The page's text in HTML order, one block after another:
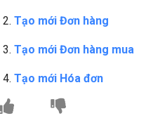
Tạo mới Đơn hàng
Tạo mới Đơn hàng mua
Tạo mới Hóa đơn